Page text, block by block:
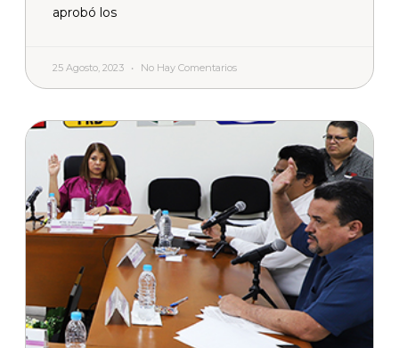
aprobó los
25 Agosto, 2023 No Hay Comentarios